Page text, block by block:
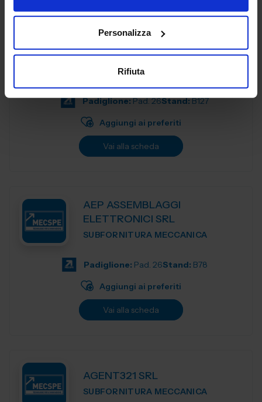
Personalizza
Rifiuta
ADIATEK SRL
Padiglione:Pad. 26Stand:B127
Aggiungi ai preferiti
Vai alla scheda
AEP ASSEMBLAGGI
ELETTRONICI SRL
SUBFORNITURA MECCANICA
Padiglione: Pad. 26Stand: B78
Aggiungi ai preferiti
Vai alla scheda
AGENT321 SRL
SUBFORNITURA MECCANICA